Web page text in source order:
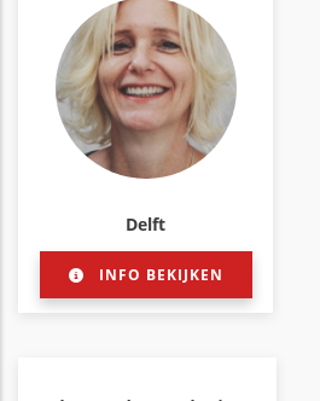
Delft
INFO BEKIJKEN